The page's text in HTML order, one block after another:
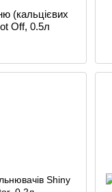
(кальцієвих
Off, 0.5л